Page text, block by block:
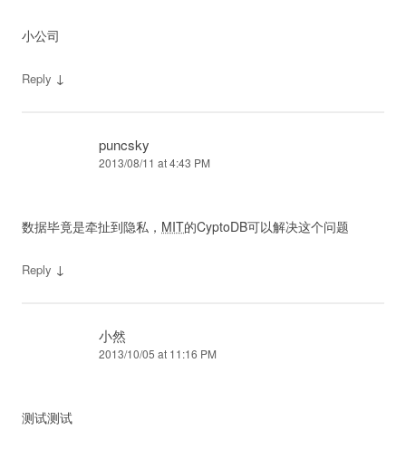
小公司
Reply ↓
puncsky
2013/08/11 at 4:43 PM
数据毕竟是牵扯到隐私， MIT的CyptoDB可以解决这个问题
Reply ↓
小然
2013/10/05 at 11:16 PM
测试测试